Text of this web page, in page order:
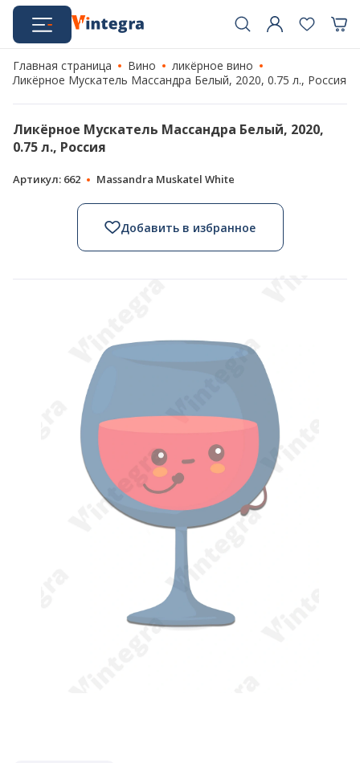
Главная страница Вино
ликёрное вино
Ликёрное Мускатель Массандра Белый, 2020, 0.75 л., Россия
Ликёрное Мускатель Массандра Белый, 2020,
0.75 л., Россия
Артикул: 662 Massandra Muskatel White
Добавить в избранное